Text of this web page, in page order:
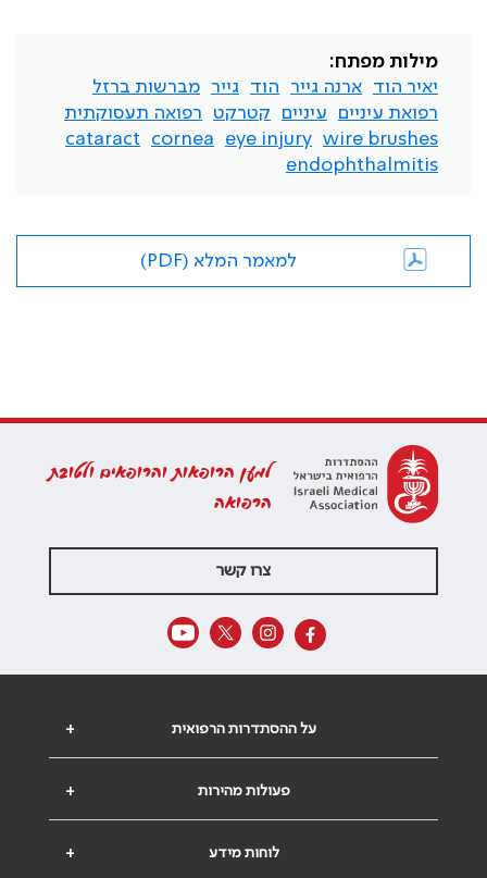
מילות מפתח:
יאיר הוד
ארנה גייר הוד גייר
מברשות ברזל
רפואת עיניים
עיניים קטרקט
רפואה תעסוקתית
wire brushes
eye injury
cornea
cataract
endophthalmitis
למאמר המלא (PDF)
למען הרופאות והרופאים ולטובת
הרפואה
צרו קשר
+ על ההסתדרות הרפואית
+ פעולות מהירות
+ לוחות מידע